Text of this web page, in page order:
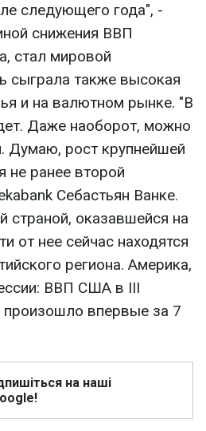
следующего года", -
снижения ВВП
стал мировой
сыграла также высокая
и на валютном рынке. "В
Даже наоборот, можно
Думаю, рост крупнейшей
не ранее второй
Себастьян Ванке.
страной, оказавшейся на
от нее сейчас находятся
региона. Америка,
ВВП США в III
произошло впервые за 7
на наші